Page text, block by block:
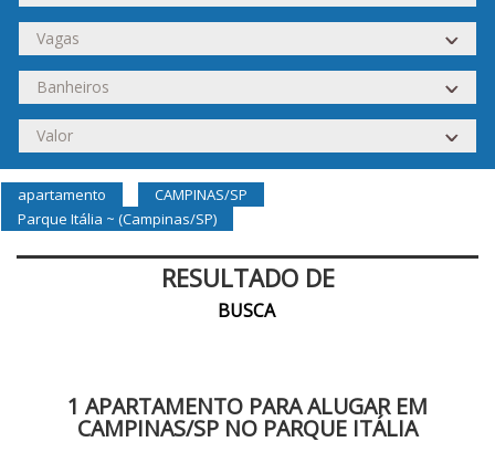
apartamento
CAMPINAS/SP
Parque Itália ~ (Campinas/SP)
RESULTADO DE
BUSCA
1 APARTAMENTO PARA ALUGAR EM
CAMPINAS/SP NO PARQUE ITÁLIA